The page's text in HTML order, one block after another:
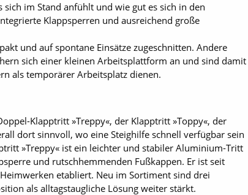
im Stand anfühlt und wie gut es sich in den
Klappsperren und ausreichend große
und auf spontane Einsätze zugeschnitten. Andere
sich einer kleinen Arbeitsplattform an und sind damit
als temporärer Arbeitsplatz dienen.
Klapptritt »Treppy«, der Klapptritt »Toppy«, der
dort sinnvoll, wo eine Steighilfe schnell verfügbar sein
»Treppy« ist ein leichter und stabiler Aluminium-Tritt
und rutschhemmenden Fußkappen. Er ist seit
etabliert. Neu im Sortiment sind drei
als alltagstaugliche Lösung weiter stärkt.